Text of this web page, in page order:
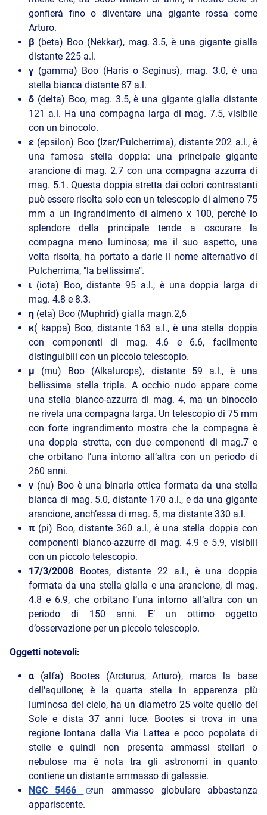
gonfierà fino o diventare una gigante rossa come
Arturo.
β (beta) Boo (Nekkar), mag. 3.5, è una gigante gialla
distante 225 a.l.
γ (gamma) Boo (Haris o Seginus), mag. 3.0, è una
stella bianca distante 87 a.l.
δ (delta) Boo, mag. 3.5, è una gigante gialla distante
121 a.l. Ha una compagna larga di mag. 7.5, visibile
con un binocolo.
ε (epsilon) Boo (Izar/Pulcherrima), distante 202 a.l., è
una famosa stella doppia: una principale gigante
arancione di mag. 2.7 con una compagna azzurra di
mag. 5.1. Questa doppia stretta dai colori contrastanti
può essere risolta solo con un telescopio di almeno 75
mm a un ingrandimento di almeno x 100, perché lo
splendore della principale tende a oscurare la
compagna meno luminosa; ma il suo aspetto, una
volta risolta, ha portato a darle il nome alternativo di
Pulcherrima, "la bellissima".
ι (iota) Boo, distante 95 a.l., è una doppia larga di
mag. 4.8 e 8.3.
η (eta) Boo (Muphrid) gialla magn.2,6
κ( kappa) Boo, distante 163 a.l., è una stella doppia
con componenti di mag. 4.6 e 6.6, facilmente
distinguibili con un piccolo telescopio.
μ (mu) Boo (Alkalurops), distante 59 a.l., è una
bellissima stella tripla. A occhio nudo appare come
una stella bianco-azzurra di mag. 4, ma un binocolo
ne rivela una compagna larga. Un telescopio di 75 mm
con forte ingrandimento mostra che la compagna è
una doppia stretta, con due componenti di mag.7 e
che orbitano l’una intorno all’altra con un periodo di
260 anni.
ν (nu) Boo è una binaria ottica formata da una stella
bianca di mag. 5.0, distante 170 a.l., e da una gigante
arancione, anch’essa di mag. 5, ma distante 330 a.l.
π (pi) Boo, distante 360 a.l., è una stella doppia con
componenti bianco-azzurre di mag. 4.9 e 5.9, visibili
con un piccolo telescopio.
17/3/2008
Bootes, distante 22 a.l., è una doppia
formata da una stella gialla e una arancione, di mag.
4.8 e 6.9, che orbitano l’una intorno all’altra con un
periodo di 150 anni. E’ un ottimo oggetto
d’osservazione per un piccolo telescopio.
Oggetti notevoli:
α (alfa) Bootes (Arcturus, Arturo), marca la base
dell'aquilone; è la quarta stella in apparenza più
luminosa del cielo, ha un diametro 25 volte quello del
Sole e dista 37 anni luce. Bootes si trova in una
regione lontana dalla Via Lattea e poco popolata di
stelle e quindi non presenta ammassi stellari o
nebulose ma è nota tra gli astronomi in quanto
contiene un distante ammasso di galassie.
NGC 5466
un ammasso globulare abbastanza
appariscente.